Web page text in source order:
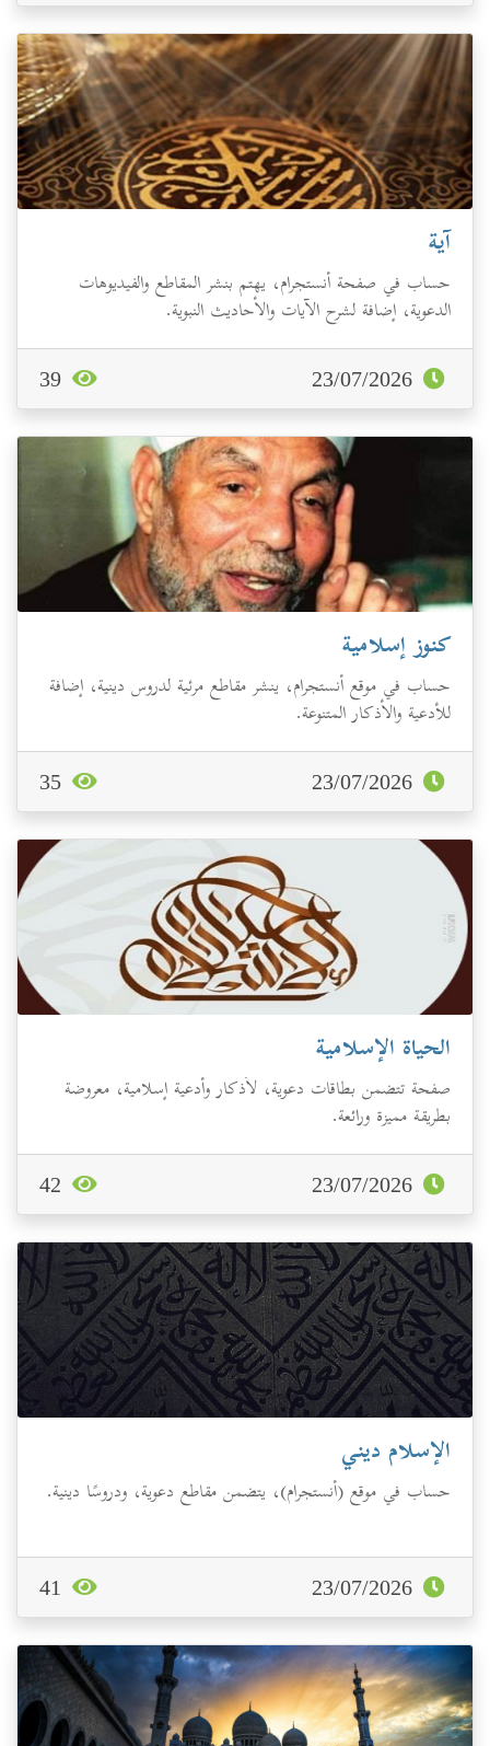
آية
حساب في صفحة أنستجرام، يهتم بنشر المقاطع والفيديوهات
الدعوية، إضافة لشرح الآيات والأحاديث النبوية.
كنوز إسلامية
حساب في موقع أنستجرام، ينشر مقاطع مرئية لدروس دينية، إضافة
للأدعية والأذكار المتنوعة.
الحياة الإسلامية
صفحة تتضمن بطاقات دعوية، لأذكار وأدعية إسلامية، معروضة
بطريقة مميزة ورائعة.
الإسلام ديني
حساب في موقع (أنستجرام)، يتضمن مقاطع دعوية، ودروسًا دينية.